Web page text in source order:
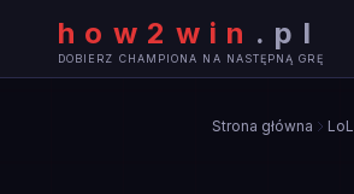
how2win . pl
DOBIERZ CHAMPIONA NA NASTĘPNĄ GRĘ
Strona główna LoL